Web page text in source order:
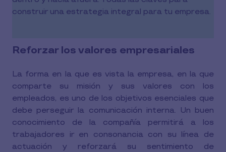
construir una estrategia integral para tu empresa.
Reforzar los valores empresariales
La forma en la que es vista la empresa, en la que
comparte su misión y sus valores con los
empleados, es uno de los objetivos esenciales que
debe perseguir la comunicación interna. Un buen
conocimiento de la compañía permitirá a los
trabajadores ir en consonancia con su línea de
actuación y reforzará su sentimiento de